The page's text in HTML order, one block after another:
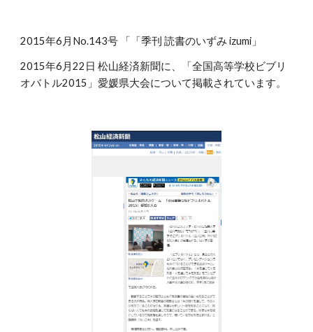
2015年6月No.143号 「「季刊 読書のいずみ izumi」
2015年6月22日 松山経済新聞に、「全国高等学校ビブリ
オバトル2015」愛媛県大会について掲載されています。